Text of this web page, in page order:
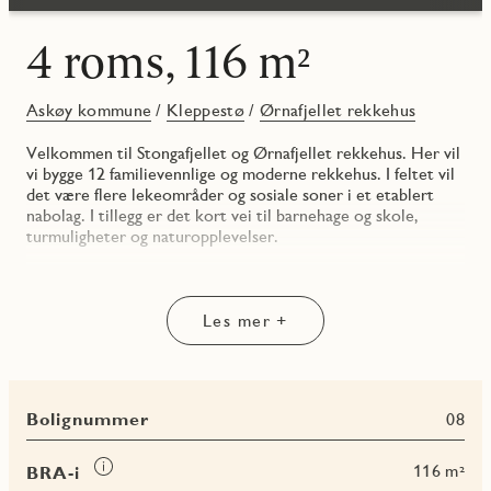
4 roms, 116 m²
Askøy kommune / Kleppestø / Ørnafjellet rekkehus
Velkommen til Stongafjellet og Ørnafjellet rekkehus. Her vil
vi bygge 12 familievennlige og moderne rekkehus. I feltet vil
det være flere lekeområder og sosiale soner i et etablert
nabolag. I tillegg er det kort vei til barnehage og skole,
turmuligheter og naturopplevelser.
• Godt med lagringsplass i både sportsbod og innerbod
• Stor og åpen stue- og kjøkkenløsning
• Mulighet for badekar i 2. etasje
Les mer +
Bolignummer 08
BRA-i
Les
116 m²